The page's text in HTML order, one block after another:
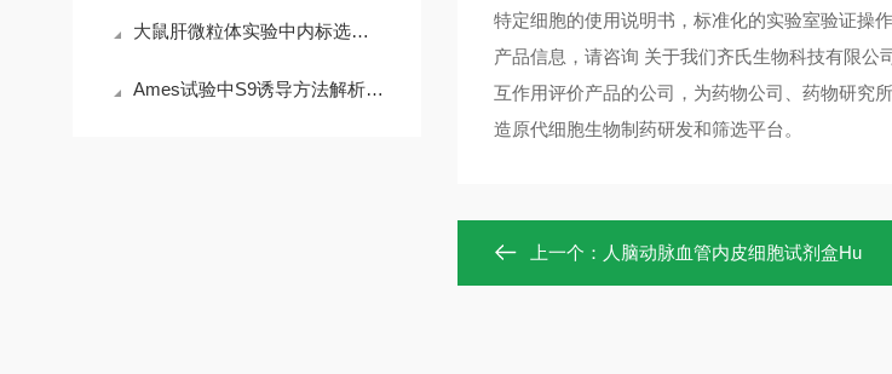
大鼠肝微粒体实验中内标选择与基质效应消除技巧
Ames试验中S9诱导方法解析：从经典走向更优选择
特定细胞的使用说明书，标准化的实验室验证操
产品信息，请咨询 关于我们齐氏生物科技有限
互作用评价产品的公司，为药物公司、药物研究
造原代细胞生物制药研发和筛选平台。
上一个： 人脑动脉血管内皮细胞试剂盒Hu